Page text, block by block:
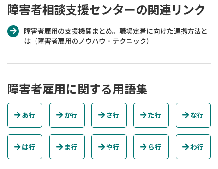
障害者相談支援センターの関連リンク
障害者雇用の支援機関まとめ。職場定着に向けた連携方法と
は（障害者雇用のノウハウ・テクニック）
障害者雇用に関する用語集
あ行 か行 さ行 た行 な行
は行 ま行 や行 ら行 わ行